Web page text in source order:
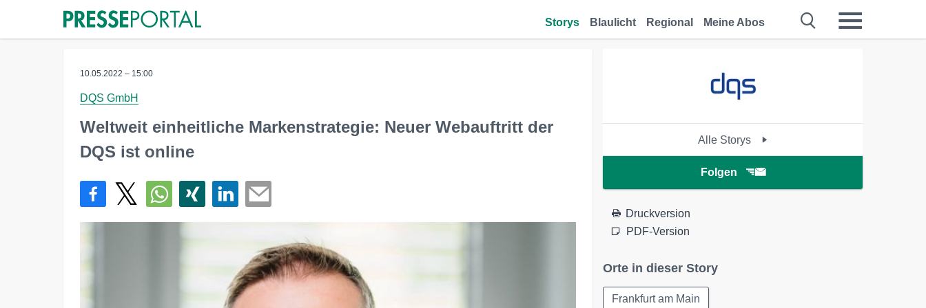
Storys Blaulicht Regional Meine Abos
10.05.2022 – 15:00
DQS GmbH
Weltweit einheitliche Markenstrategie: Neuer Webauftritt der
DQS ist online
Alle Storys
Folgen
Druckversion
PDF-Version
Orte in dieser Story
Frankfurt am Main